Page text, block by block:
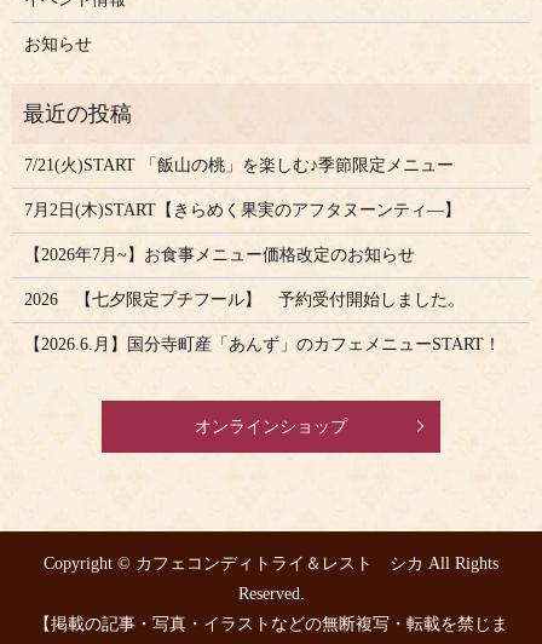
お知らせ
7/21(火)START 「飯山の桃」を楽しむ♪季節限定メニュー
7月2日(木)START【きらめく果実のアフタヌーンティ―】
【2026年7月~】お食事メニュー価格改定のお知らせ
2026 【七夕限定プチフール】 予約受付開始しました。
【2026.6.月】国分寺町産「あんず」のカフェメニューSTART！
オンラインショップ
Copyright © カフェコンディトライ＆レスト シカ All Rights
Reserved.
【掲載の記事・写真・イラストなどの無断複写・転載を禁じま